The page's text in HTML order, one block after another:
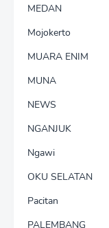
MEDAN
Mojokerto
MUARA ENIM
MUNA
NEWS
NGANJUK
Ngawi
OKU SELATAN
Pacitan
PALEMBANG